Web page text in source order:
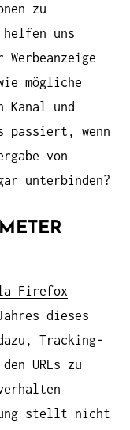
zu
uns
mögliche
Kanal und
passiert, wenn
von
unterbinden?
Firefox
dieses
Tracking-
URLs zu
stellt nicht